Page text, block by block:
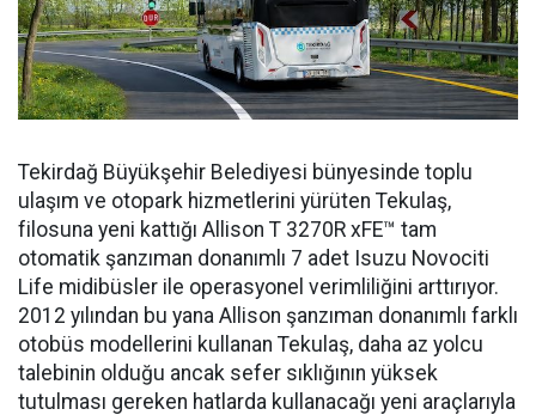
Tekirdağ Büyükşehir Belediyesi bünyesinde toplu
ulaşım ve otopark hizmetlerini yürüten Tekulaş,
filosuna yeni kattığı Allison T 3270R xFE™ tam
otomatik şanzıman donanımlı 7 adet Isuzu Novociti
Life midibüsler ile operasyonel verimliliğini arttırıyor.
2012 yılından bu yana Allison şanzıman donanımlı farklı
otobüs modellerini kullanan Tekulaş, daha az yolcu
talebinin olduğu ancak sefer sıklığının yüksek
tutulması gereken hatlarda kullanacağı yeni araçlarıyla